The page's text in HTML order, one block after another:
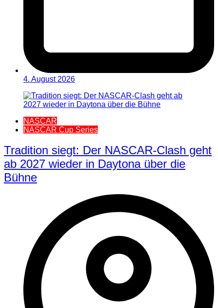
4. August 2026
NASCAR
NASCAR Cup Series
Tradition siegt: Der NASCAR-Clash geht
ab 2027 wieder in Daytona über die
Bühne